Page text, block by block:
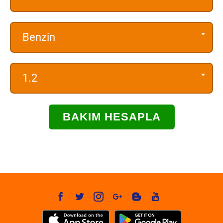
Benzin
1.2
BAKIM HESAPLA